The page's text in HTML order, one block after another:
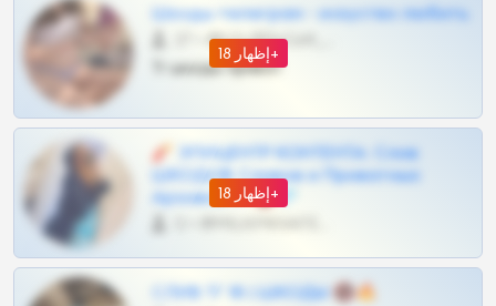
إظهار 18+
Шкоды телеграм - искуство любить
Тг шкоды приват
إظهار 18+
🧨 ЭПИЦЕНТР КОНТЕНТА: Слив
ШКОДОВ Сливов и Приватных
Архивов ТГ 🔞💎
СЛИВ ТГ 18 | ШКОДЫ 🔞🔥